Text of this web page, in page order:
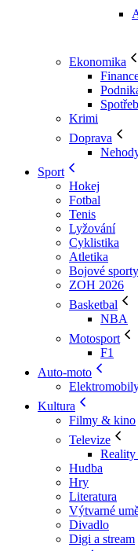
Ekonomika
Krimi
Doprava
Sport
Hokej
Fotbal
Tenis
Lyžování
Cyklistika
Atletika
Bojové sporty
ZOH 2026
Basketbal
NBA
Motosport
F1
Auto-moto
Kultura
Filmy & kino
Televize
Hudba
Hry
Literatura
Výtvarné
Divadlo
Digi a stream